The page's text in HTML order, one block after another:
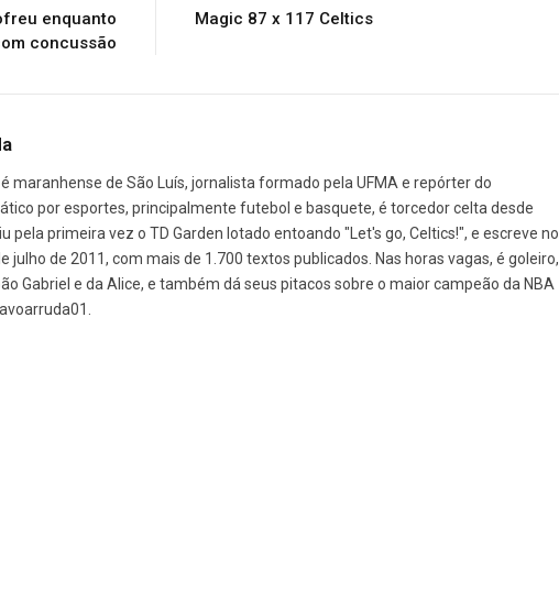
enquanto
concussão
Magic 87 x 117 Celtics
maranhense de São Luís, jornalista formado pela UFMA e repórter do
por esportes, principalmente futebol e basquete, é torcedor celta desde
pela primeira vez o TD Garden lotado entoando "Let's go, Celtics!", e escreve no
julho de 2011, com mais de 1.700 textos publicados. Nas horas vagas, é goleiro,
Gabriel e da Alice, e também dá seus pitacos sobre o maior campeão da NBA